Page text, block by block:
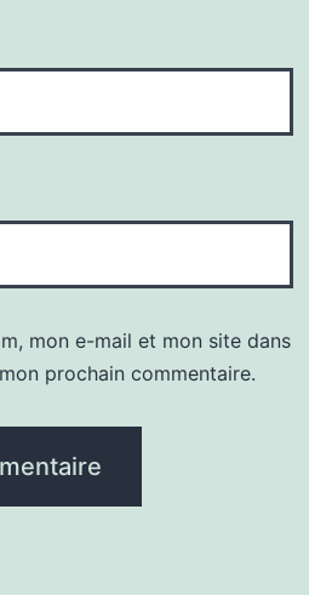
mon e-mail et mon site dans
prochain commentaire.